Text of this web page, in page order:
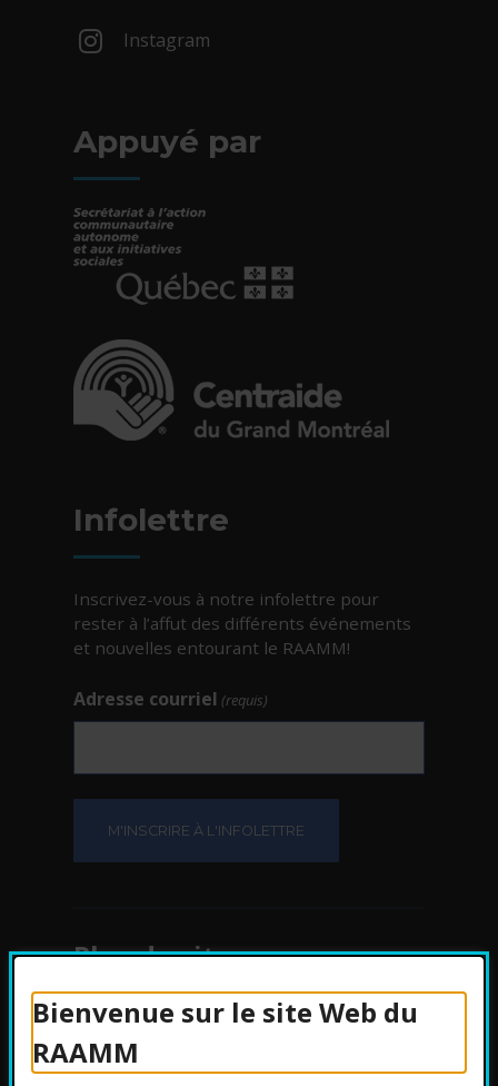
Bienvenue sur le site Web du
RAAMM
Instagram
Appuyé par
Infolettre
Inscrivez-vous à notre infolettre pour
rester à l’affut des différents événements
et nouvelles entourant le RAAMM!
Adresse courriel (requis)
Plan du site
Protection des
renseignements